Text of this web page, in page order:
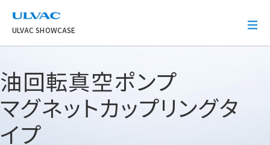
ULVAC
ULVAC SHOWCASE
油回転真空ポンプ
マグネットカップリングタ
イプ